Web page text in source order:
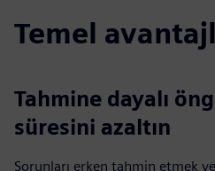
Temel
Tahmine dayalı
süresini azaltın
Sorunları erken tahmin etmek